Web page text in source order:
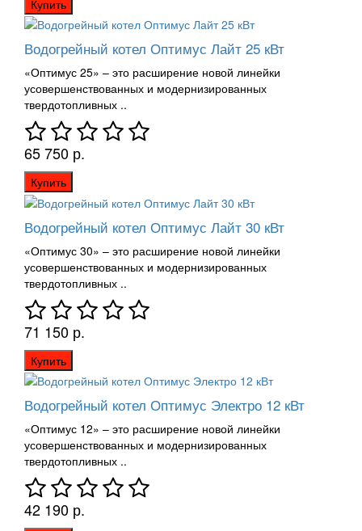
Купить
Водогрейный котел Оптимус Лайт 25 кВт
«Оптимус 25» – это расширение новой линейки
усовершенствованных и модернизированных
твердотопливных ..
65 750 р.
Купить
Водогрейный котел Оптимус Лайт 30 кВт
«Оптимус 30» – это расширение новой линейки
усовершенствованных и модернизированных
твердотопливных ..
71 150 р.
Купить
Водогрейный котел Оптимус Электро 12 кВт
«Оптимус 12» – это расширение новой линейки
усовершенствованных и модернизированных
твердотопливных ..
42 190 р.